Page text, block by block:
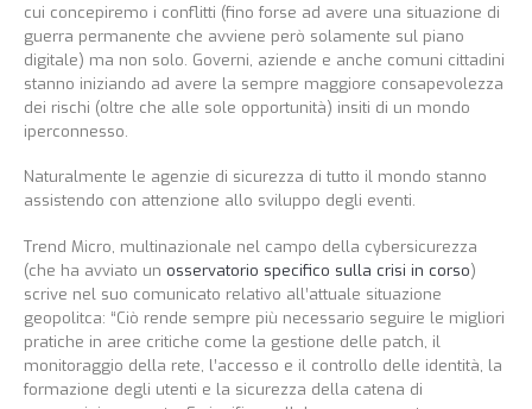
cui concepiremo i conflitti (fino forse ad avere una situazione di
guerra permanente che avviene però solamente sul piano
digitale) ma non solo. Governi, aziende e anche comuni cittadini
stanno iniziando ad avere la sempre maggiore consapevolezza
dei rischi (oltre che alle sole opportunità) insiti di un mondo
iperconnesso.
Naturalmente le agenzie di sicurezza di tutto il mondo stanno
assistendo con attenzione allo sviluppo degli eventi.
Trend Micro, multinazionale nel campo della cybersicurezza
(che ha avviato un osservatorio specifico sulla crisi in corso)
scrive nel suo comunicato relativo all’attuale situazione
geopolitca: “Ciò rende sempre più necessario seguire le migliori
pratiche in aree critiche come la gestione delle patch, il
monitoraggio della rete, l’accesso e il controllo delle identità, la
formazione degli utenti e la sicurezza della catena di